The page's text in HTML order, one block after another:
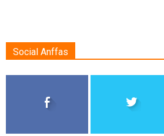
Social Anffas